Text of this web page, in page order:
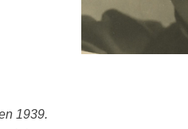
1939.